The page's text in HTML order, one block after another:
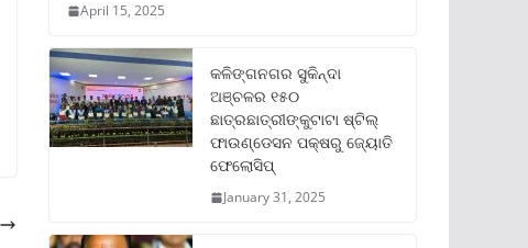
April 15, 2025
କଳିଙ୍ଗନଗର ସୁକିନ୍ଦା
ଅଞ୍ଚଳର ୧୫୦
ଛାତ୍ରଛାତ୍ରୀଙ୍କୁଟାଟା ଷ୍ଟିଲ୍
ଫାଉଣ୍ଡେସନ ପକ୍ଷରୁ ଜ୍ୟୋତି
ଫେଲୋସିପ୍‌
January 31, 2025